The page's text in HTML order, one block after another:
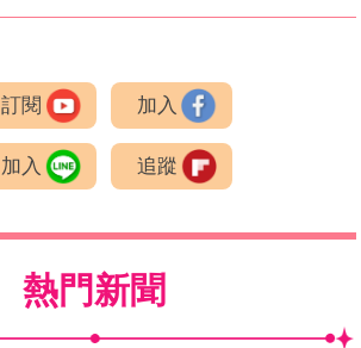
訂閱 加入
加入 追蹤
熱門新聞